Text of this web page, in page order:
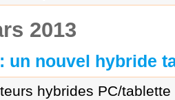
2013
un nouvel hybride
hybrides PC/